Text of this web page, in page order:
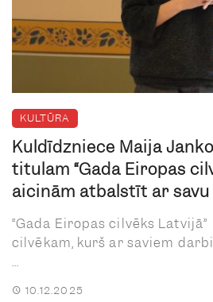
KULTŪRA
Kuldīdzniece Maija
titulam “Gada Eiropas
aicinām atbalstīt ar savu
“Gada Eiropas cilvēks
cilvēkam, kurš ar saviem
...
10.12.2025